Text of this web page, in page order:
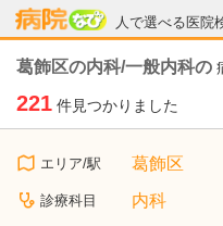
人で選べる医院
病院なび
葛飾区の内科/一般内科の
221 件見つかりました
エリア/駅 葛飾区
診療科目 内科